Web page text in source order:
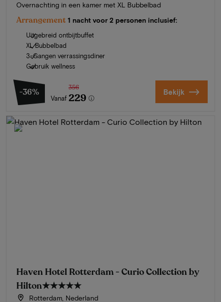
Overnachting in een kamer met XL Bubbelbad
Arrangement 1 nacht voor 2 personen inclusief:
Uitgebreid ontbijtbuffet
XL Bubbelbad
3-Gangen verrassingsdiner
Gebruik wellness
-36%
Vanaf
356
229 Bekijk
Haven Hotel Rotterdam - Curio Collection by
Hilton★★★★★
Rotterdam, Nederland